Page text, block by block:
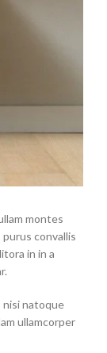
montes
convallis
in in a
nisi natoque
ullamcorper